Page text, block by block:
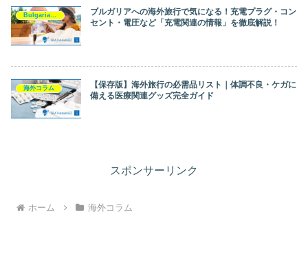
Bulgaria（ブルガリア）
ブルガリアへの海外旅行で気になる！充電プラグ・コン
セント・電圧など「充電関連の情報」を徹底解説！
海外コラム
【保存版】海外旅行の必需品リスト｜体調不良・ケガに
備える医療関連グッズ完全ガイド
スポンサーリンク
ホーム 海外コラム